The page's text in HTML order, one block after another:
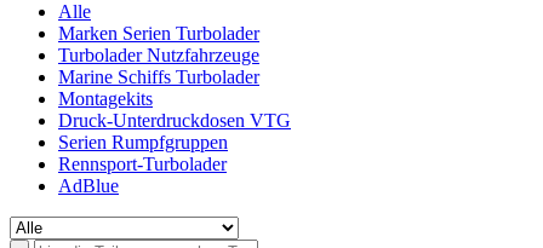
Alle
Marken Serien Turbolader
Turbolader Nutzfahrzeuge
Marine Schiffs Turbolader
Montagekits
Druck-Unterdruckdosen VTG
Serien Rumpfgruppen
Rennsport-Turbolader
AdBlue